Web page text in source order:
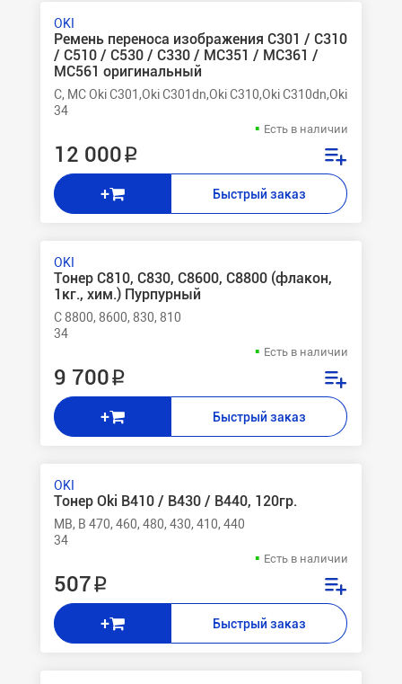
OKI
Ремень переноса изображения C301 / C310
/ C510 / C530 / C330 / MC351 / MC361 /
MC561 оригинальный
C, MC Oki C301,Oki C301dn,Oki C310,Oki C310dn,Oki
34
Есть в наличии
12 000 ₽
+ Быстрый заказ
OKI
Тонер C810, C830, C8600, C8800 (флакон,
1кг., хим.) Пурпурный
C 8800, 8600, 830, 810
34
Есть в наличии
9 700 ₽
+ Быстрый заказ
OKI
Тонер Oki B410 / B430 / B440, 120гр.
MB, B 470, 460, 480, 430, 410, 440
34
Есть в наличии
507 ₽
+ Быстрый заказ